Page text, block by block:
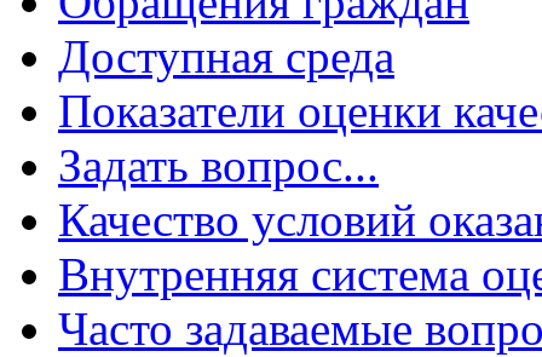
Доступная среда
Показатели оценки
Задать вопрос...
Качество условий
Внутренняя система
Часто задаваемые